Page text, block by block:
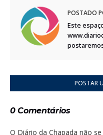
POSTADO
Este
POSTAR
0 Comentários
O Diário da Chapada não